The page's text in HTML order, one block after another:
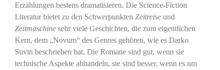
Erzählungen bestens dramatisieren. Die Science-Fiction
Literatur bietet zu den Schwerpunkten Zeitreiseund
Zeitmaschinesehr viele Geschichten, die zum eigentlichen
Kern, dem „Novum“ des Genres gehören, wie es Darko
Suvin beschrieben hat. Die Romane sind gut, wenn sie
technische Aspekte abhandeln, sie sind besser, wenn es um